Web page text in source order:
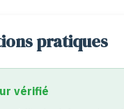
pratiques
vérifié